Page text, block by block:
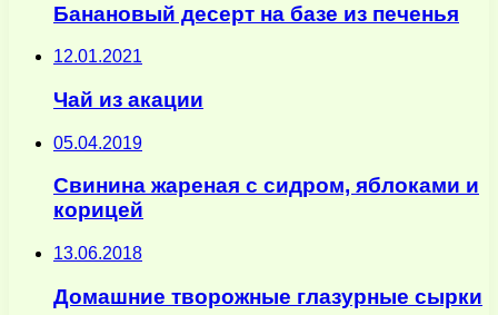
Банановый десерт на базе из печенья
12.01.2021
Чай из акации
05.04.2019
Свинина жареная с сидром, яблоками и
корицей
13.06.2018
Домашние творожные глазурные сырки